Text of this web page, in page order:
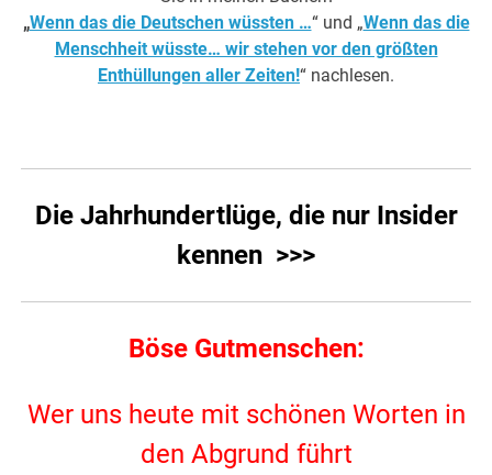
„Wenn das die Deutschen wüssten …“ und „Wenn das die
Menschheit wüsste… wir stehen vor den größten
Enthüllungen aller Zeiten!“ nachlesen.
Die Jahrhundertlüge, die nur Insider
kennen >>>
Böse Gutmenschen:
Wer uns heute mit schönen Worten in
den Abgrund führt